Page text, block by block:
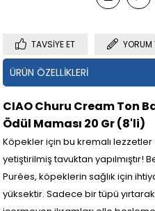
TAVSIYE ET YORUM
ÜRÜN ÖZELLIKLERI
CIAO Churu Cream Ton
Ödül Maması 20 Gr (8'li)
Köpekler için bu kremalı
yetiştirilmiş tavuktan yapılmıştır!
Purées, köpeklerin sağlık için
yüksektir. Sadece bir tüpü